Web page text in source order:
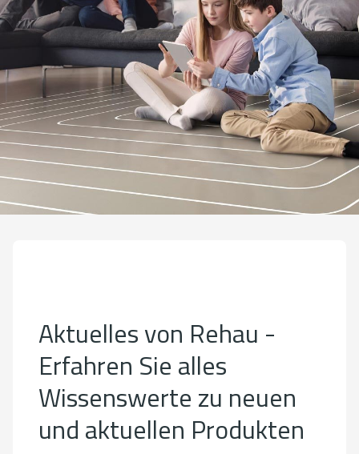
Aktuelles von Rehau -
Erfahren Sie alles
Wissenswerte zu neuen
und aktuellen Produkten